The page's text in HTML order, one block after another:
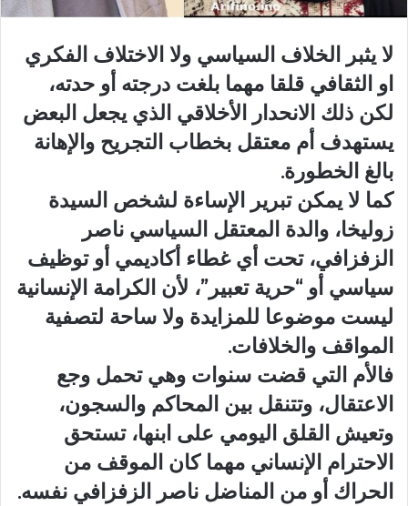
لا يثبر الخلاف السياسي ولا الاختلاف الفكري
او الثقافي قلقا مهما بلغت درجته أو حدته،
لكن ذلك الانحدار الأخلاقي الذي يجعل البعض
يستهدف أم معتقل بخطاب التجريح والإهانة
بالغ الخطورة.
كما لا يمكن تبرير الإساءة لشخص السيدة
زوليخا، والدة المعتقل السياسي ناصر
الزفزافي، تحت أي غطاء أكاديمي أو توظيف
سياسي أو “حرية تعبير”، لأن الكرامة الإنسانية
ليست موضوعا للمزايدة ولا ساحة لتصفية
المواقف والخلافات.
فالأم التي قضت سنوات وهي تحمل وجع
الاعتقال، وتتنقل بين المحاكم والسجون،
وتعيش القلق اليومي على ابنها، تستحق
الاحترام الإنساني مهما كان الموقف من
الحراك أو من المناضل ناصر الزفزافي نفسه.